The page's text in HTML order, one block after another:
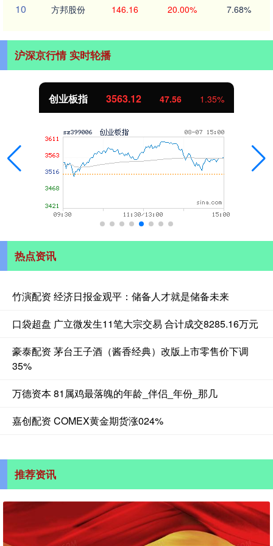
10 方邦股份 146.16 20.00% 7.68%
沪深京行情 实时轮播
创业板指 3563.12 47.56 1.35%
热点资讯
竹演配资 经济日报金观平：储备人才就是储备未来
口袋超盘 广立微发生11笔大宗交易 合计成交8285.16万元
豪泰配资 茅台王子酒（酱香经典）改版上市零售价下调
35%
万德资本 81属鸡最落魄的年龄_伴侣_年份_那几
嘉创配资 COMEX黄金期货涨024%
推荐资讯